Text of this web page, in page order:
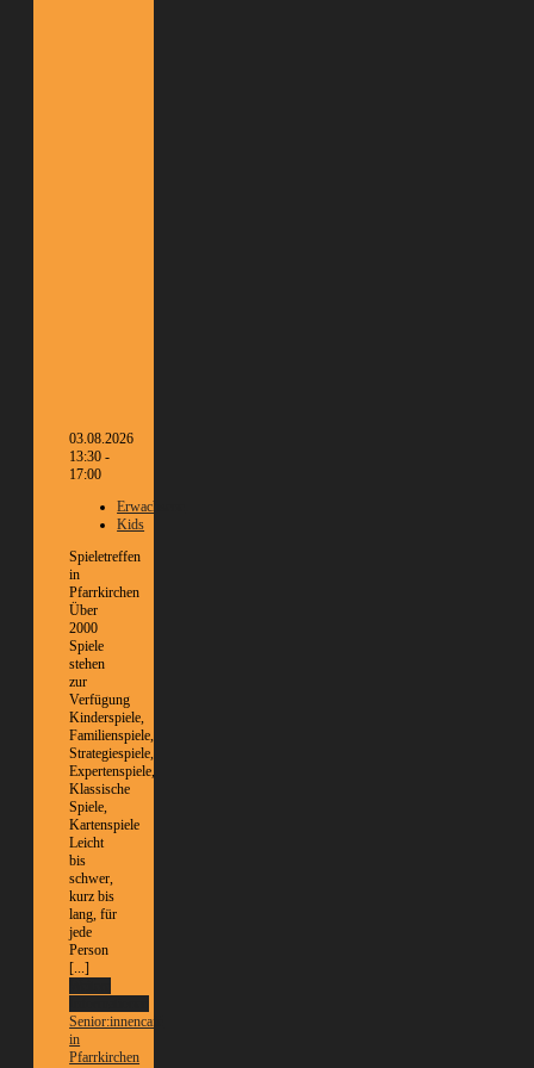
03.08.2026
13:30 -
17:00
Erwachsene
Kids
Spieletreffen
in
Pfarrkirchen
Über
2000
Spiele
stehen
zur
Verfügung
Kinderspiele,
Familienspiele,
Strategiespiele,
Expertenspiele,
Klassische
Spiele,
Kartenspiele
Leicht
bis
schwer,
kurz bis
lang, für
jede
Person
[...]
Senior:innencafé
in
Pfarrkirchen